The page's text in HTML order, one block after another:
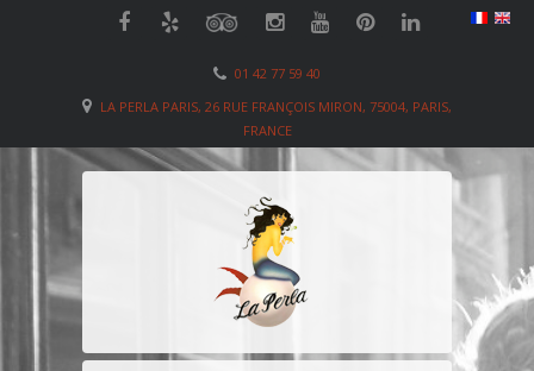
01 42 77 59 40
LA PERLA PARIS, 26 RUE FRANÇOIS MIRON, 75004, PARIS,
FRANCE